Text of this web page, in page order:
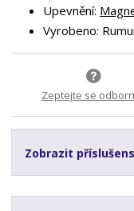
Upevnění:
Vyrobeno:
Zeptejte se
Zobrazit